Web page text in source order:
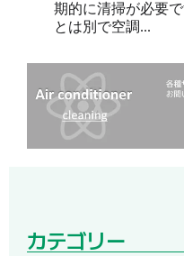
期的に清掃が必要
とは別で空調...
カテゴリー